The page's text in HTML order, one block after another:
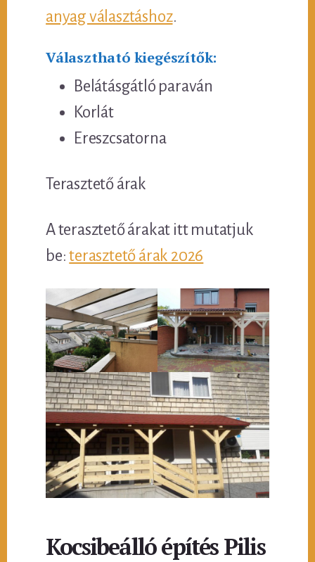
anyag választáshoz.
Választható kiegészítők:
Belátásgátló paraván
Korlát
Ereszcsatorna
Terasztető árak
A terasztető árakat itt mutatjuk
be:terasztető árak 2026
Kocsibeálló építés Pilis